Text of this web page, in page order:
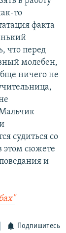
то
факта
что перед
молебен,
ничего не
судиться со
этом сюжете
и
Подпишитесь